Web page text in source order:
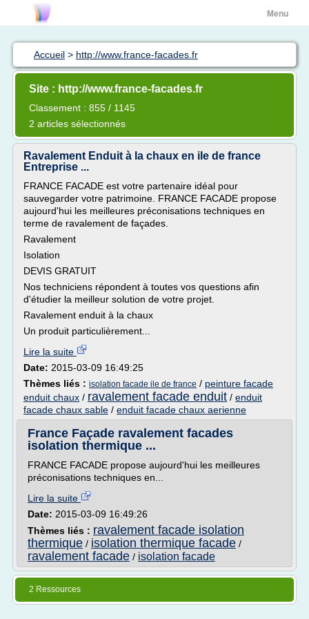
Menu
Accueil > http://www.france-facades.fr
Site : http://www.france-facades.fr
Classement : 855 / 1145
2 articles sélectionnés
Ravalement Enduit à la chaux en ile de france
Entreprise ...
FRANCE FACADE est votre partenaire idéal pour
sauvegarder votre patrimoine. FRANCE FACADE propose
aujourd'hui les meilleures préconisations techniques en
terme de ravalement de façades.
Ravalement
Isolation
DEVIS GRATUIT
Nos techniciens répondent à toutes vos questions afin
d'étudier la meilleur solution de votre projet.
Ravalement enduit à la chaux
Un produit particulièrement...
Lire la suite
Date: 2015-03-09 16:49:25
Thèmes liés : isolation facade ile de france / peinture facade
enduit chaux / ravalement facade enduit / enduit
facade chaux sable / enduit facade chaux aerienne
France Façade ravalement facades
isolation thermique ...
FRANCE FACADE propose aujourd'hui les meilleures
préconisations techniques en...
Lire la suite
Date: 2015-03-09 16:49:26
Thèmes liés : ravalement facade isolation
thermique / isolation thermique facade /
ravalement facade / isolation facade
2 Ressources